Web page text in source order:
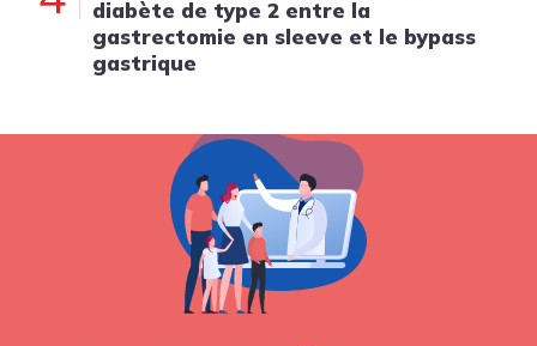
diabète de type 2 entre la
gastrectomie en sleeve et le bypass
gastrique